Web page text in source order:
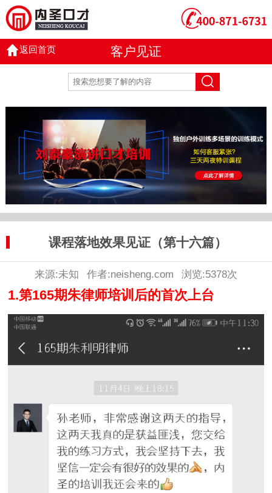
返回首页 客户见证
课程落地效果见证（第十六篇）
来源:未知 作者:neisheng.com 浏览:5378次
1.第165期朱律师培训后的首次上台